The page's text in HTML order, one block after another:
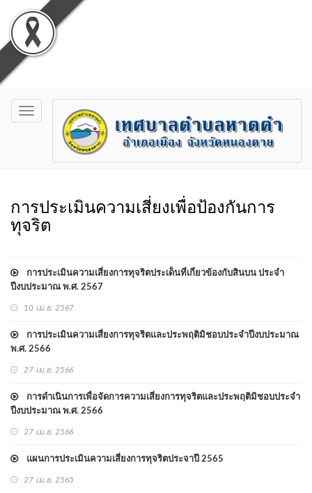
Toggle
navigation
การประเมินความเสี่ยงเพื่อป้องกันการ
ทุจริต
การประเมินความเสี่ยงการทุจริตประเด็นที่เกี่ยวข้องกับสินบน ประจำ
ปีงบประมาณ พ.ศ. 2567
10 เม.ย. 2567
การประเมินความเสี่ยงการทุจริตและประพฤติมิชอบประจำปีงบประมาณ
พ.ศ. 2566
27 เม.ย. 2566
การดำเนินการเพื่อจัดการความเสี่ยงการทุจริตและประพฤติมิชอบประจำ
ปีงบประมาณ พ.ศ. 2566
27 เม.ย. 2566
แผนการประเมินความเสี่ยงการทุจริตประจาปี 2565
27 เม.ย. 2565